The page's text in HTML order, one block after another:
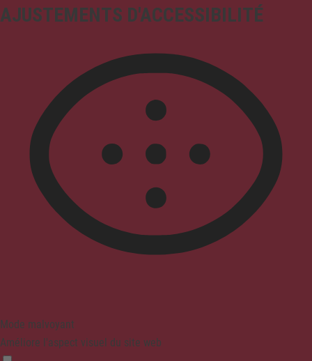
AJUSTEMENTS D'ACCESSIBILITÉ
Mode malvoyant
Améliore l'aspect visuel du site web